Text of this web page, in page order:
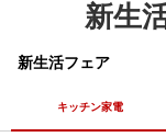
新生
新生活フェア
キッチン家電